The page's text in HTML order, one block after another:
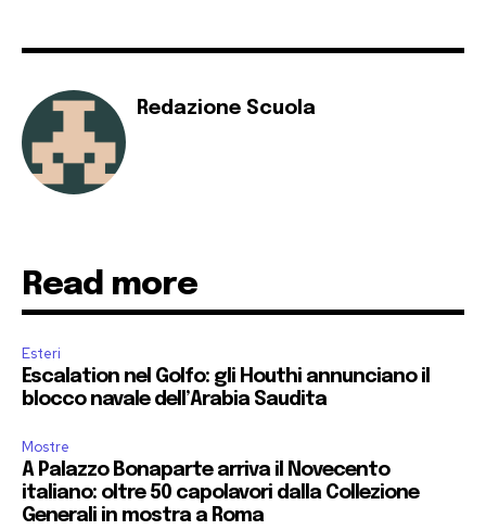
Redazione Scuola
Read more
Esteri
Escalation nel Golfo: gli Houthi annunciano il
blocco navale dell’Arabia Saudita
Mostre
A Palazzo Bonaparte arriva il Novecento
italiano: oltre 50 capolavori dalla Collezione
Generali in mostra a Roma